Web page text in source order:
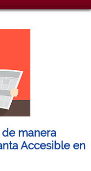
manera
Accesible en